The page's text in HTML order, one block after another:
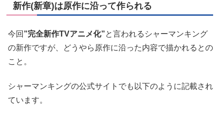
新作(新章)は原作に沿って作られる
今回 ”完全新作TVアニメ化”と言われるシャーマンキング
の新作ですが、どうやら原作に沿った内容で描かれるとの
こと。
シャーマンキングの公式サイトでも以下のように記載され
ています。